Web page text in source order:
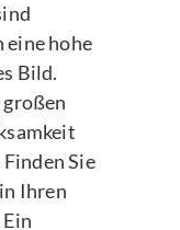
eine hohe
Bild.
großen
Sie
Ihren